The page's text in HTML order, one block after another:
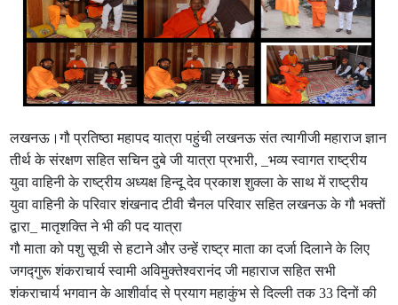
लखनऊ।गौ प्रतिष्ठा महापद यात्रा पहुंची लखनऊ संत त्यागीजी महाराज ज्ञान
तीर्थ के संरक्षण सहित सचिन दुबे जी यात्रा प्रभारी, _भव्य स्वागत राष्ट्रीय
युवा वाहिनी के राष्ट्रीय अध्यक्ष हिन्दू देव प्रकाश शुक्ला के साथ में राष्ट्रीय
युवा वाहिनी के परिवार शंखनाद टीवी चैनल परिवार सहित लखनऊ के गौ भक्तों
द्वारा_ मातृशक्ति ने भी की पद यात्रा
गौ माता को पशु सूची से हटाने और उन्हें राष्ट्र माता का दर्जा दिलाने के लिए
जगद्गुरू शंकराचार्य स्वामी अविमुक्तेश्वरानंद जी महाराज सहित सभी
शंकराचार्य भगवान के आशीर्वाद से प्रयाग महाकुंभ से दिल्ली तक 33 दिनों की